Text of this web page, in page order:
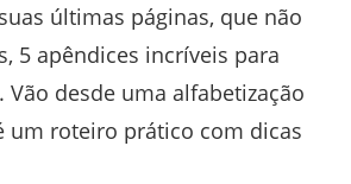
últimas páginas, que não
5 apêndices incríveis para
Vão desde uma alfabetização
um roteiro prático com dicas